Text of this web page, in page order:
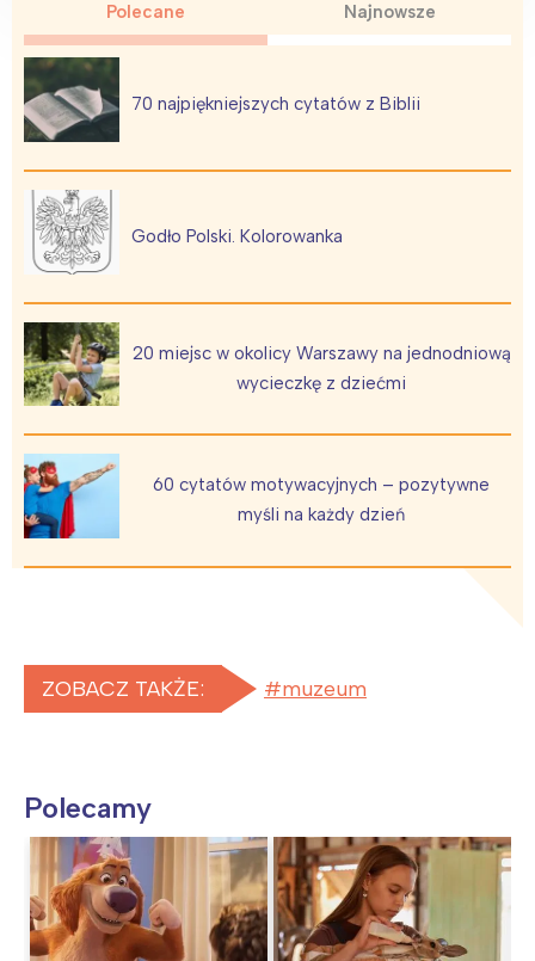
Polecane Najnowsze
70 najpiękniejszych cytatów z Biblii
Godło Polski. Kolorowanka
20 miejsc w okolicy Warszawy na jednodniową
wycieczkę z dziećmi
60 cytatów motywacyjnych – pozytywne
myśli na każdy dzień
ZOBACZ TAKŻE: muzeum
Polecamy